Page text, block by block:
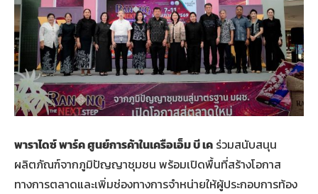
พาราไดซ์ พาร์ค ศูนย์การค้าในเครือเอ็ม บี เค ร่วมสนับสนุน
ผลิตภัณฑ์จากภูมิปัญญาชุมชน พร้อมเปิดพื้นที่สร้างโอกาส
ทางการตลาดและเพิ่มช่องทางการจำหน่ายให้ผู้ประกอบการท้อง